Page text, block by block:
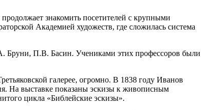
знакомить посетителей с крупными
Академией художеств, где сложилась система
Бруни, П.В. Басин. Учениками этих профессоров были
галерее, огромно. В 1838 году Иванов
На выставке показаны эскизы к живописным
цикла «Библейские эскизы».